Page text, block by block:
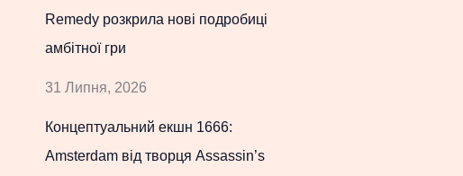
Remedy розкрила нові подробиці
амбітної гри
31 Липня, 2026
Концептуальний екшн 1666:
Amsterdam від творця Assassin’s